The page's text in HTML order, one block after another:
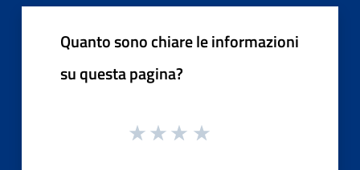
Quanto sono chiare le informazioni
su questa pagina?